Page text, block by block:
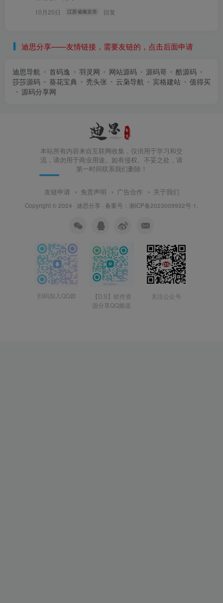
10月20日 江苏省南京市 回复
迪思分享——友情链接，需要友链的，点击后面申请
迪思导航 首码逸 羽灵网 网站源码 源码哥
酷源码
莎莎源码
葵花宝典 秃头张 云枭导航 宾格建站
值得买
源码分享网
本站所有内容来自互联网收集，仅供用于学习和交
流，请勿用于商业用途。如有侵权、不妥之处，请
第一时间联系我们删除！
友链申请 免责声明 广告合作 关于我们
Copyright © 2024 · 迪思分享 · 备案号： 湘ICP备2023009932号-1 .
扫码加入QQ群
【D.S】软件资
源分享QQ频道
关注公众号